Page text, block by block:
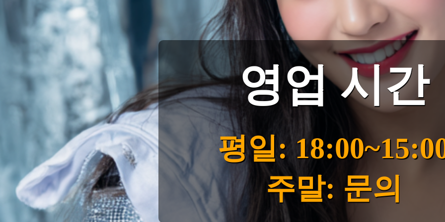
영업 시간
평일:
주말: 문의